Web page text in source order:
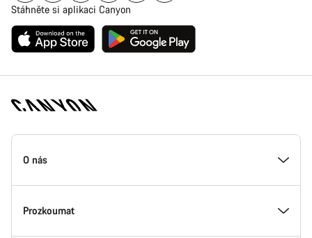
Stáhněte si aplikaci Canyon
Zápatí
stránky
O nás
Uvnitř Canyonu
Prozkoumat